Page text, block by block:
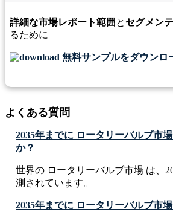
詳細な市場レポート範囲 と セグメン
るために
無料サンプルをダウンロ
よくある質問
2035年までに ロータリーバルブ市
か？
世界の ロータリーバルブ市場 は、
測されています。
2035年までに ロータリーバルブ市